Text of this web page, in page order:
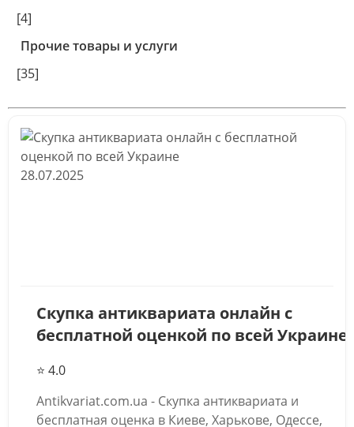
[4]
Прочие товары и услуги
[35]
28.07.2025
Скупка антиквариата онлайн с
бесплатной оценкой по всей Украине
⭐ 4.0
Antikvariat.com.ua - Скупка антиквариата и
бесплатная оценка в Киеве, Харькове, Одессе,